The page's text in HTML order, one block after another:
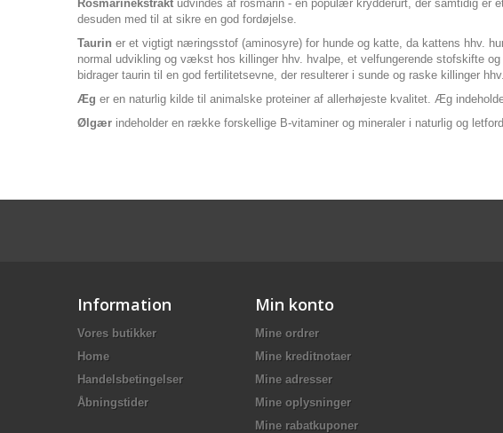
Rosmarinekstrakt udvindes af rosmarin - en populær krydderurt, der samtidig er
desuden med til at sikre en god fordøjelse.
Taurin er et vigtigt næringsstof (aminosyre) for hunde og katte, da kattens hhv.
normal udvikling og vækst hos killinger hhv. hvalpe, et velfungerende stofskifte
bidrager taurin til en god fertilitetsevne, der resulterer i sunde og raske killinger
Æg er en naturlig kilde til animalske proteiner af allerhøjeste kvalitet. Æg
Ølgær indeholder en række forskellige B-vitaminer og mineraler i naturlig og
Information
Vores butikker
Home
Handelsbetingelser
Åbningstider
Min konto
Mine ordrer
Mine kreditnotaer
Mine adresser
Mine oplysninger
Mine rabatkuponer